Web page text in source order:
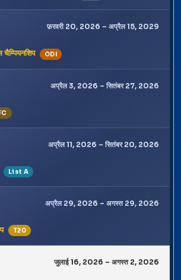
ODI
फ़रवरी 20, 2026 – अप्रैल 15, 2029
अप्रैल 3, 2026 – सितंबर 27, 2026
List A
अप्रैल 11, 2026 – सितंबर 20, 2026
T20
अप्रैल 29, 2026 – अगस्त 29, 2026
जुलाई 16, 2026 – अगस्त 2, 2026